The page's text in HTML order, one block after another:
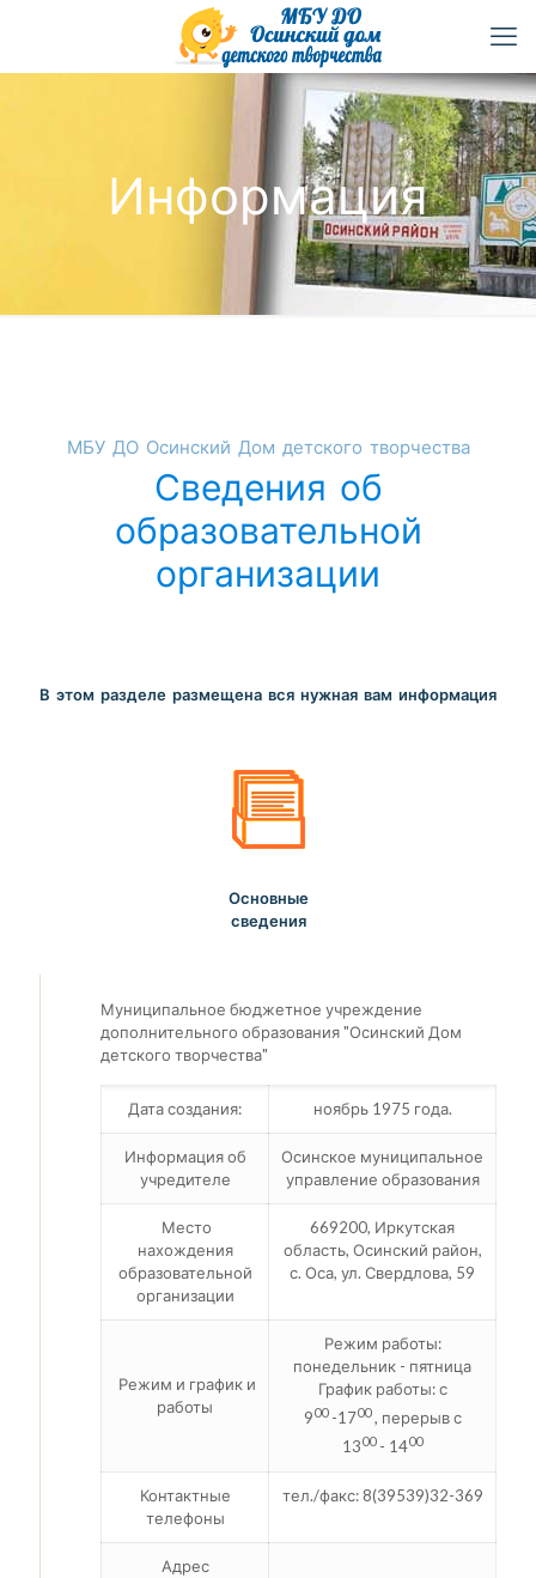
Информация
МБУ ДО Осинский Дом детского творчества
Сведения об
образовательной
организации
В этом разделе размещена вся нужная вам информация
Основные
сведения
Муниципальное бюджетное учреждение
дополнительного образования "Осинский Дом
детского творчества"
Дата создания: ноябрь 1975 года.
Информация об
учредителе
Осинское муниципальное
управление образования
Место
нахождения
образовательной
организации
669200, Иркутская
область, Осинский район,
с. Оса, ул. Свердлова, 59
Режим и график и
работы
Режим работы:
понедельник - пятница
График работы: с
900-1700, перерыв с
1300- 1400
Контактные
телефоны
тел./факс: 8(39539)32-369
Адрес